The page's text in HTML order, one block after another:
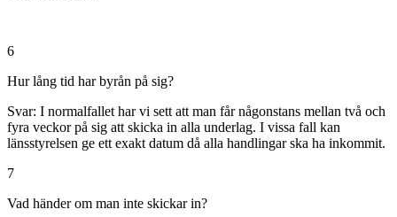
6
Hur lång tid har byrån på sig?
Svar: I normalfallet har vi sett att man får någonstans mellan två och
fyra veckor på sig att skicka in alla underlag. I vissa fall kan
länsstyrelsen ge ett exakt datum då alla handlingar ska ha inkommit.
7
Vad händer om man inte skickar in?